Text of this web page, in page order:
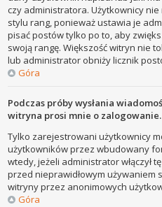
czy administratora. Użytkownicy
stylu rang, ponieważ ustawia je
pisać postów tylko po to, aby
swoją rangę. Większość witryn nie
lub administrator obniży licznik
Góra
Podczas próby wysłania
witryna prosi mnie o
Tylko zarejestrowani użytkownicy
użytkowników przez wbudowany
wtedy, jeżeli administrator włączył
przed nieprawidłowym używaniem
witryny przez anonimowych
Góra